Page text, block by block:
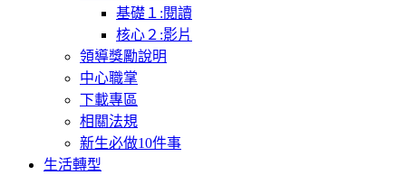
基礎１:閱讀
核心２:影片
領導獎勵說明
中心職掌
下載專區
相關法規
新生必做10件事
生活轉型